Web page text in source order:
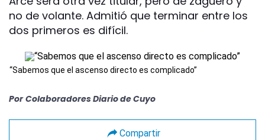
no de volante. Admitió que terminar entre los
dos primeros es difícil.
“Sabemos que el ascenso directo es complicado”
Por Colaboradores Diario de Cuyo
Compartir